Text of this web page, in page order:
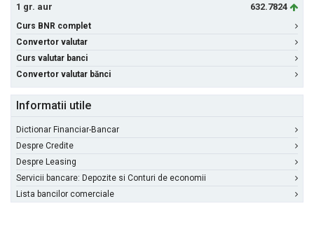
1 gr. aur
632.7824
Curs BNR complet
Convertor valutar
Curs valutar banci
Convertor valutar bănci
Informatii utile
Dictionar Financiar-Bancar
Despre Credite
Despre Leasing
Servicii bancare: Depozite si Conturi de economii
Lista bancilor comerciale